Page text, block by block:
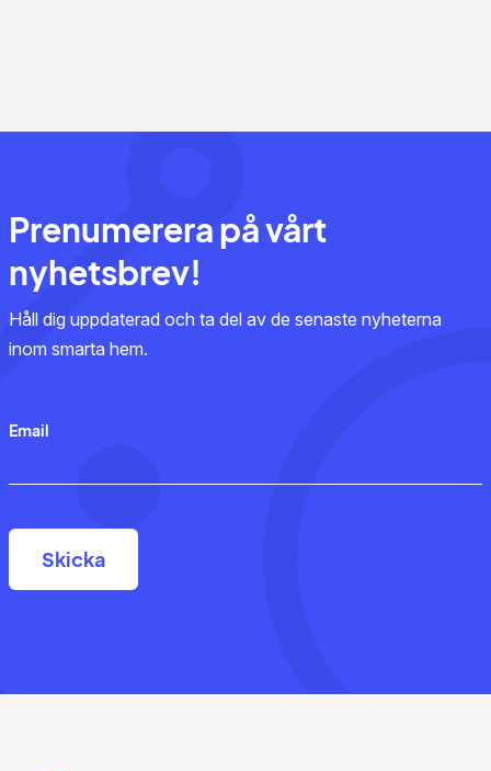
Prenumerera på vårt
nyhetsbrev!
Håll dig uppdaterad och ta del av de senaste nyheterna
inom smarta hem.
Email